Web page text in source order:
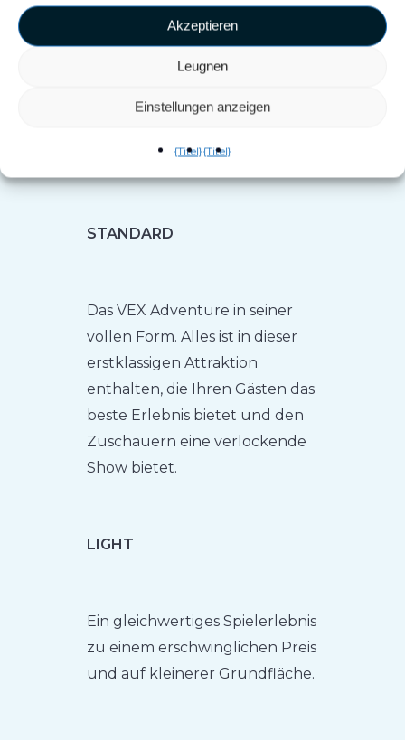
Akzeptieren
Leugnen
Einstellungen anzeigen
{Titel}{Titel}
kompakter als je zuvor. Möglich
wurde dies durch den Einsatz
modernster Technologie in
Kombination mit der
STANDARD
Das VEX Adventure in seiner
vollen Form. Alles ist in dieser
erstklassigen Attraktion
enthalten, die Ihren Gästen das
beste Erlebnis bietet und den
Zuschauern eine verlockende
Show bietet.
LIGHT
Ein gleichwertiges Spielerlebnis
zu einem erschwinglichen Preis
und auf kleinerer Grundfläche.